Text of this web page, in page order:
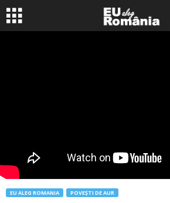
EU ALEG ROMANIA POVEŞTI DE AUR